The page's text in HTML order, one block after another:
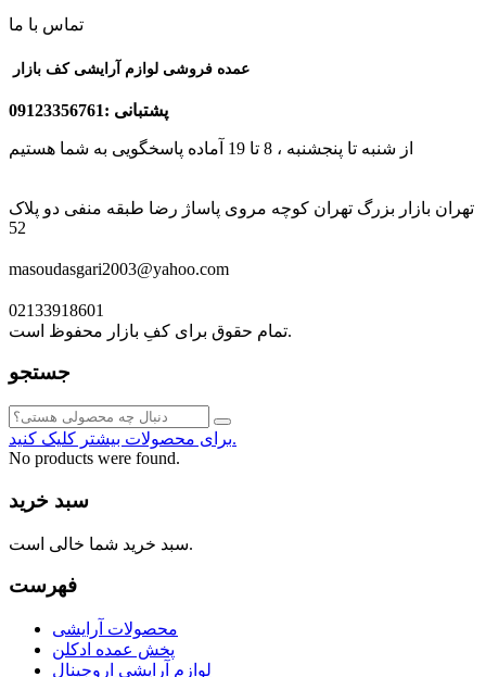
تماس با ما
پشتبانی :09123356761
از شنبه تا پنجشنبه ، 8 تا 19 آماده پاسخگویی به شما هستیم
تهران بازار بزرگ تهران کوچه مروی پاساژ رضا طبقه منفی دو پلاک
52
masoudasgari2003@yahoo.com
02133918601
تمام حقوق برای کفِ بازار محفوظ است.
جستجو
برای محصولات بیشتر کلیک کنید.
No products were found.
سبد خرید
سبد خرید شما خالی است.
فهرست
محصولات آرایشی
پخش عمده ادکلن
لوازم آرایشی اروجینال